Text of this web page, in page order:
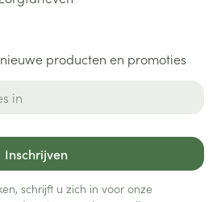
producten en promoties
Inschrijven
schrijft u zich in voor onze